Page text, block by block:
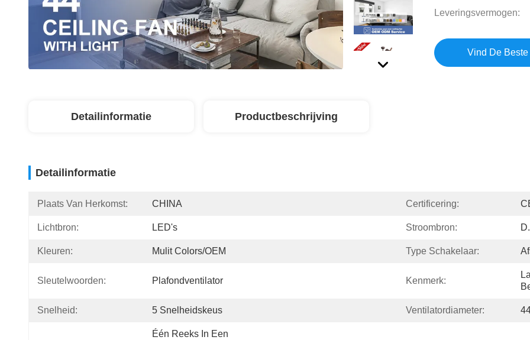
Leveringsvermogen:
Vind De
Detailinformatie Productbeschrijving
Detailinformatie
Plaats Van Herkomst: CHINA Certificering:
Lichtbron: LED's Stroombron:
Kleuren: Mulit Colors/OEM Type Schakelaar:
Sleutelwoorden: Plafondventilator Kenmerk:
Snelheid: 5 Snelheidskeus Ventilatordiameter:
Één Reeks In Een